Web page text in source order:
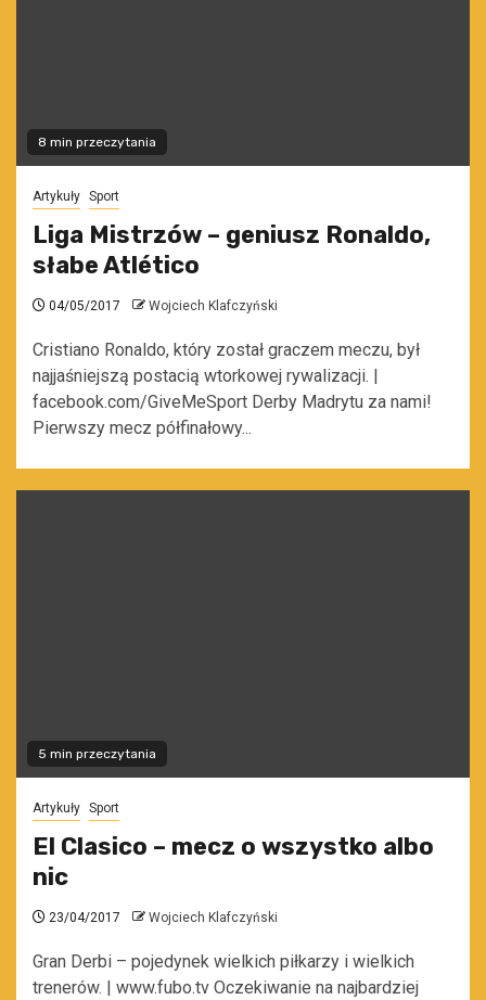
8 min przeczytania
Artykuły Sport
Liga Mistrzów – geniusz Ronaldo,
słabe Atlético
04/05/2017 Wojciech Klafczyński
Cristiano Ronaldo, który został graczem meczu, był
najjaśniejszą postacią wtorkowej rywalizacji. |
facebook.com/GiveMeSport Derby Madrytu za nami!
Pierwszy mecz półfinałowy...
5 min przeczytania
Artykuły Sport
El Clasico – mecz o wszystko albo
nic
23/04/2017 Wojciech Klafczyński
Gran Derbi – pojedynek wielkich piłkarzy i wielkich
trenerów. | www.fubo.tv Oczekiwanie na najbardziej